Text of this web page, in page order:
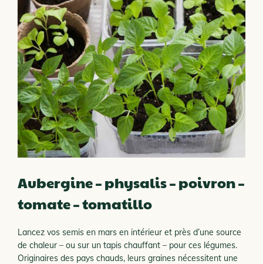
Aubergine – physalis – poivron –
tomate – tomatillo
Lancez vos semis en mars en intérieur et près d’une source
de chaleur – ou sur un tapis chauffant – pour ces légumes.
Originaires des pays chauds, leurs graines nécessitent une